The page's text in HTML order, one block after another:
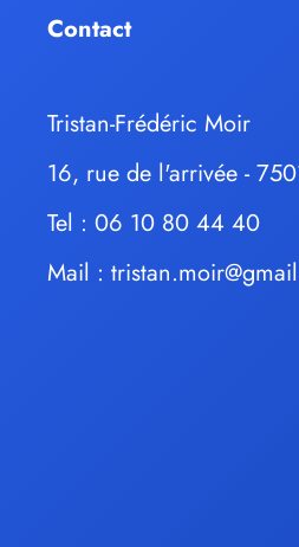
Contact
Tristan-Frédéric Moir
16, rue de l'arrivée -
Tel : 06 10 80 44 40
Mail :